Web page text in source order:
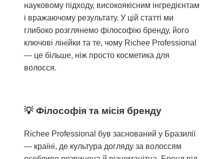
науковому підходу, високоякісним інгредієнтам
і вражаючому результату. У цій статті ми
глибоко розглянемо філософію бренду, його
ключові лінійки та те, чому Richee Professional
— це більше, ніж просто косметика для
волосся.
Філософія та місія бренду
Richee Professional був заснований у Бразилії
— країні, де культура догляду за волоссям